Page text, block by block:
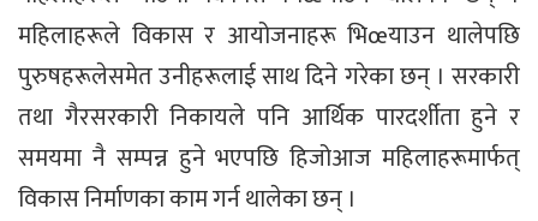
महिलाहरूले विकास र आयोजनाहरू भिœयाउन थालेपछि
पुरुषहरूलेसमेत उनीहरूलाई साथ दिने गरेका छन् । सरकारी
तथा गैरसरकारी निकायले पनि आर्थिक पारदर्शीता हुने र
समयमा नै सम्पन्न हुने भएपछि हिजोआज महिलाहरूमार्फत्
विकास निर्माणका काम गर्न थालेका छन् ।